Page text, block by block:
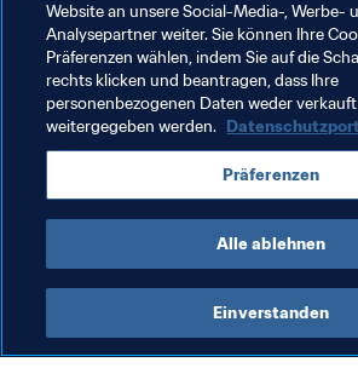
Verwandte Themen
Innovation
Website an unsere Social-Media-, Werbe-
Analysepartner weiter. Sie können Ihre
Präferenzen wählen, indem Sie auf die
rechts klicken und beantragen, dass Ihre
personenbezogenen Daten weder
weitergegeben werden.
Präferenzen
Alle ablehnen
Einverstanden